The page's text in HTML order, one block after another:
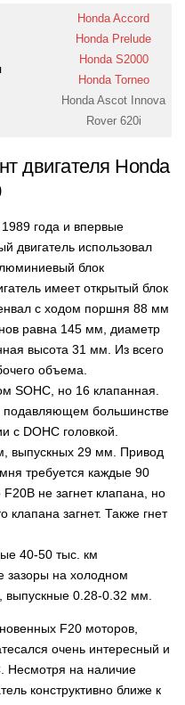
Honda Accord
Honda Prelude
Honda S2000
Honda Torneo
Honda Ascot Innova
Rover 620i
двигателя Honda
года и впервые
двигатель использовал
блок
имеет открытый блок
с ходом поршня 88 мм
равна 145 мм, диаметр
высота 31 мм. Из всего
объема.
SOHC, но 16 клапанная.
подавляющем большинстве
с DOHC головкой.
выпускных 29 мм. Привод
требуется каждые 90
не загнет клапана, но
загнет. Также гнет
40-50 тыс. км
зазоры на холодном
выпускные 0.28-0.32 мм.
F20 моторов,
очень интересный и
Несмотря на наличие
конструктивно ближе к